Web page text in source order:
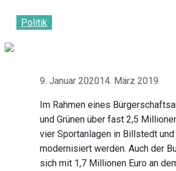
Politik
9. Januar 202014. März 2019
Im Rahmen eines
und Grünen über fast 2,5
vier Sportanlagen in Billstedt und
modernisiert werden. Auch der
sich mit 1,7 Millionen Euro an